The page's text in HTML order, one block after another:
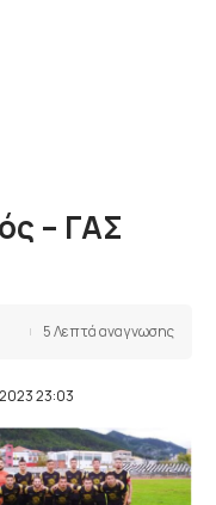
– ΓΑΣ
23:03
5 Λεπτά αναγνωσης